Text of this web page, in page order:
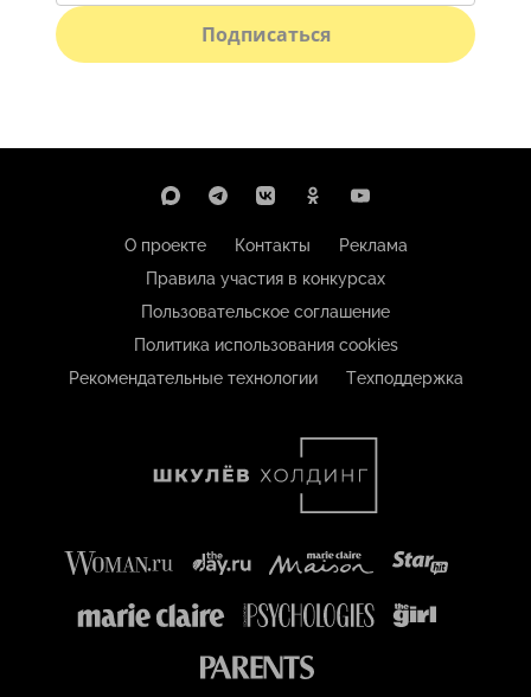
Подписаться
О проекте Контакты
Реклама
Правила участия в конкурсах
Пользовательское соглашение
Политика использования cookies
Рекомендательные технологии
Техподдержка